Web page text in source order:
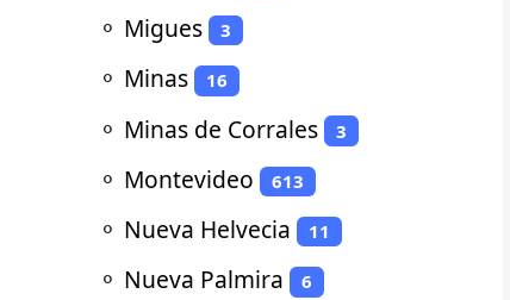
⚬ Migues 3
⚬ Minas 16
⚬ Minas de Corrales 3
⚬ Montevideo 613
⚬ Nueva Helvecia 11
⚬ Nueva Palmira 6